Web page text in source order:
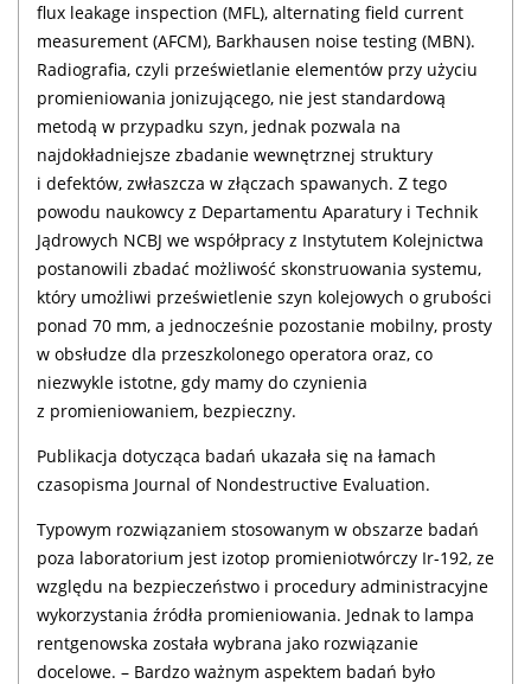
flux leakage inspection (MFL), alternating field current
measurement (AFCM), Barkhausen noise testing (MBN).
Radiografia, czyli prześwietlanie elementów przy użyciu
promieniowania jonizującego, nie jest standardową
metodą w przypadku szyn, jednak pozwala na
najdokładniejsze zbadanie wewnętrznej struktury
i defektów, zwłaszcza w złączach spawanych. Z tego
powodu naukowcy z Departamentu Aparatury i Technik
Jądrowych NCBJ we współpracy z Instytutem Kolejnictwa
postanowili zbadać możliwość skonstruowania systemu,
który umożliwi prześwietlenie szyn kolejowych o grubości
ponad 70 mm, a jednocześnie pozostanie mobilny, prosty
w obsłudze dla przeszkolonego operatora oraz, co
niezwykle istotne, gdy mamy do czynienia
z promieniowaniem, bezpieczny.
Publikacja dotycząca badań ukazała się na łamach
czasopisma Journal of Nondestructive Evaluation.
Typowym rozwiązaniem stosowanym w obszarze badań
poza laboratorium jest izotop promieniotwórczy Ir-192, ze
względu na bezpieczeństwo i procedury administracyjne
wykorzystania źródła promieniowania. Jednak to lampa
rentgenowska została wybrana jako rozwiązanie
docelowe. – Bardzo ważnym aspektem badań było